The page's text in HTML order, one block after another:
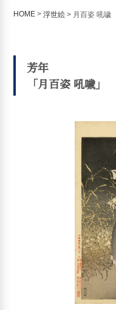
HOME >浮世絵 > 月百姿 吼噦
芳年
「月百姿 吼噦」